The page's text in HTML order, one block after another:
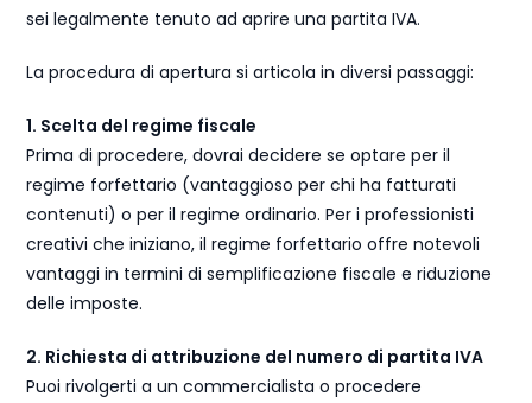
sei legalmente tenuto ad aprire una partita IVA.
La procedura di apertura si articola in diversi passaggi:
1. Scelta del regime fiscale
Prima di procedere, dovrai decidere se optare per il
regime forfettario (vantaggioso per chi ha fatturati
contenuti) o per il regime ordinario. Per i professionisti
creativi che iniziano, il regime forfettario offre notevoli
vantaggi in termini di semplificazione fiscale e riduzione
delle imposte.
2. Richiesta di attribuzione del numero di partita IVA
Puoi rivolgerti a un commercialista o procedere